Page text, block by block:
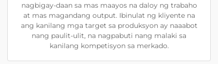
nagbigay-daan sa mas maayos na daloy ng trabaho
at mas magandang output. Ibinulat ng kliyente na
ang kanilang mga target sa produksyon ay naaabot
nang paulit-ulit, na nagpabuti nang malaki sa
kanilang kompetisyon sa merkado.